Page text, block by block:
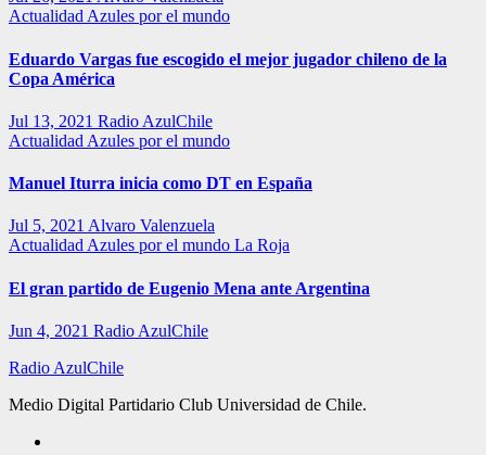
Actualidad Azules por el mundo
Eduardo Vargas fue escogido el mejor jugador chileno de la
Copa América
Jul 13, 2021 Radio AzulChile
Actualidad Azules por el mundo
Manuel Iturra inicia como DT en España
Jul 5, 2021 Alvaro Valenzuela
Actualidad Azules por el mundo La Roja
El gran partido de Eugenio Mena ante Argentina
Jun 4, 2021 Radio AzulChile
Radio AzulChile
Medio Digital Partidario Club Universidad de Chile.